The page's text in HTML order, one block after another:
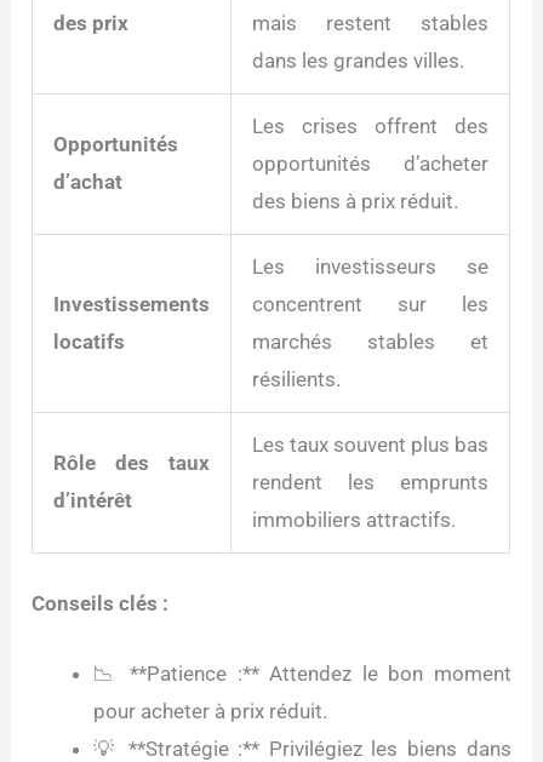
des prix
mais restent stables
dans les grandes villes.
Opportunités
d’achat
Les crises offrent des
opportunités d’acheter
des biens à prix réduit.
Investissements
locatifs
Les investisseurs se
concentrent sur les
marchés stables et
résilients.
Rôle des taux
d’intérêt
Les taux souvent plus bas
rendent les emprunts
immobiliers attractifs.
Conseils clés :
📉 **Patience :** Attendez le bon moment
pour acheter à prix réduit.
💡 **Stratégie :** Privilégiez les biens dans